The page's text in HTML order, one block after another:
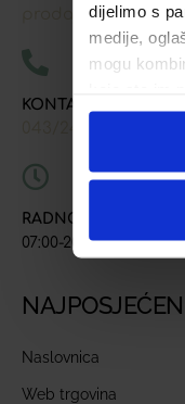
dijelimo s
medije,
mogu
ste
prodaja@ljekarna-
KONTAKT TELEFONI
RADNO VRIJEME
07:00-20:00
Naslovnica
Web trgovina